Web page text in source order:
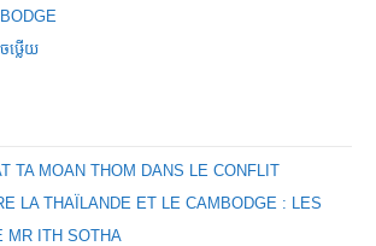
ឞ្លើយ
TA MOAN THOM DANS LE CONFLIT
LA THAÏLANDE ET LE CAMBODGE : LES
MR ITH SOTHA